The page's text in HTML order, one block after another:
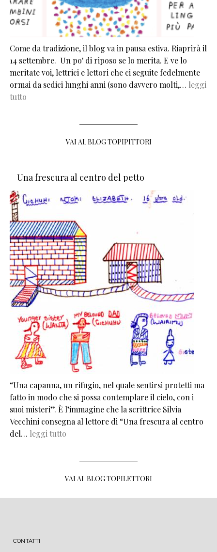
Come da tradizione, il blog va in pausa estiva. Riaprirà il
14 settembre. Un po' di riposo se lo merita. E ve lo
meritate voi, lettrici e lettori che ci seguite fedelmente
ormai da sedici lunghi anni (sono davvero molti,… leggi
tutto
VAI AL BLOG TOPIPITTORI
Una frescura al centro del petto
“Una capanna, un rifugio, nel quale sentirsi protetti ma
fatto in modo che si possa contemplare il cielo, con i
suoi misteri”. È l’immagine che la scrittrice Silvia
Vecchini consegna al lettore di “Una frescura al centro
del… leggi tutto
VAI AL BLOG TOPILETTORI
MENU FOOTER
CONTATTI